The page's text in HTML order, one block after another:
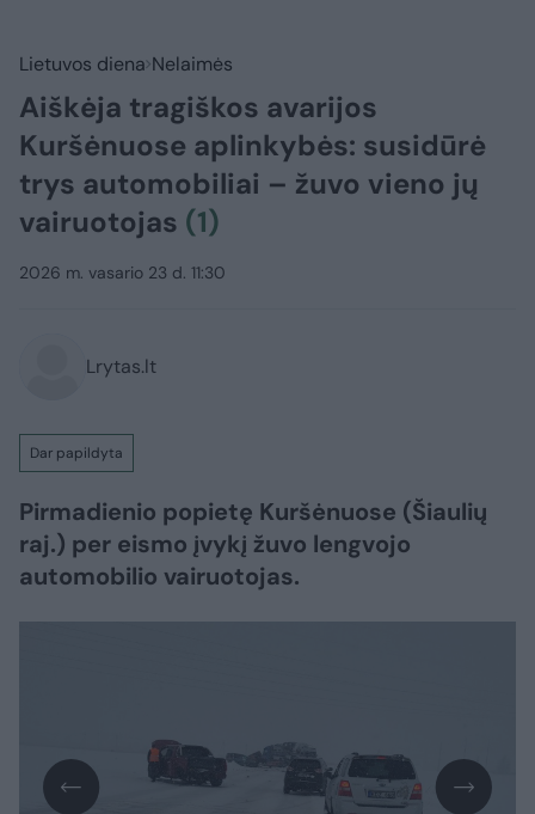
Lietuvos diena Nelaimės
Aiškėja tragiškos avarijos
Kuršėnuose aplinkybės: susidūrė
trys automobiliai – žuvo vieno jų
vairuotojas (1)
2026 m. vasario 23 d. 11:30
Lrytas.lt
Dar papildyta
Pirmadienio popietę Kuršėnuose (Šiaulių
raj.) per eismo įvykį žuvo lengvojo
automobilio vairuotojas.